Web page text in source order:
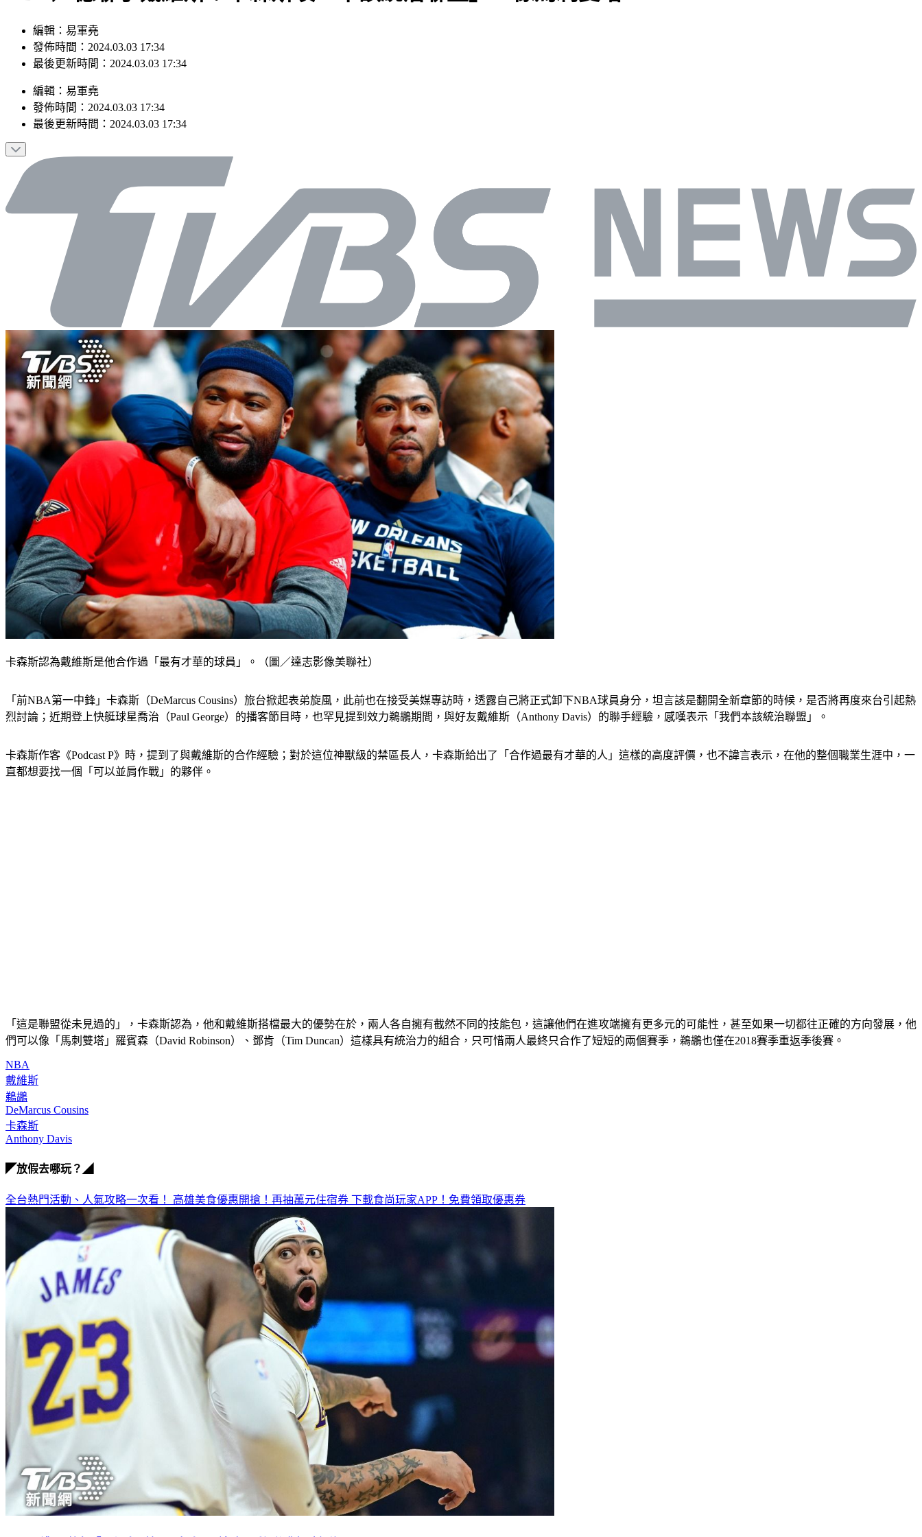
編輯：易軍堯
發佈時間：2024.03.03 17:34
最後更新時間：2024.03.03 17:34
編輯 ： 易軍堯
發佈時間： 2024.03.03 17:34
最後更新時間： 2024.03.03 17:34
卡森斯認為戴維斯是他合作過「最有才華的球員」。（圖／達志影像美聯社）
「前NBA第一中鋒」卡森斯（DeMarcus Cousins）旅台掀起表弟旋風，此前也在接受美媒專訪時，透露自己將正式卸下NBA球員身分，坦言該是翻開全新章節的時候，是否將再度來台引起熱
烈討論；近期登上快艇球星喬治（Paul George）的播客節目時，也罕見提到效力鵜鶘期間，與好友戴維斯（Anthony Davis）的聯手經驗，感嘆表示「我們本該統治聯盟」。
卡森斯作客《Podcast P》時，提到了與戴維斯的合作經驗；對於這位神獸級的禁區長人，卡森斯給出了「合作過最有才華的人」這樣的高度評價，也不諱言表示，在他的整個職業生涯中，一
直都想要找一個「可以並肩作戰」的夥伴。
「這是聯盟從未見過的」，卡森斯認為，他和戴維斯搭檔最大的優勢在於，兩人各自擁有截然不同的技能包，這讓他們在進攻端擁有更多元的可能性，甚至如果一切都往正確的方向發展，他
們可以像「馬刺雙塔」羅賓森（David Robinson）、鄧肯（Tim Duncan）這樣具有統治力的組合，只可惜兩人最終只合作了短短的兩個賽季，鵜鶘也僅在2018賽季重返季後賽。
NBA
戴維斯
鵜鶘
DeMarcus Cousins
卡森斯
Anthony Davis
◤放假去哪玩？◢
全台熱門活動、人氣攻略一次看！ 高雄美食優惠開搶！再抽萬元住宿券 下載食尚玩家APP！免費領取優惠券